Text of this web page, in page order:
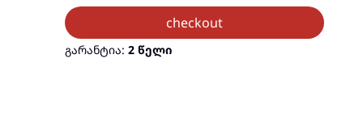
checkout
გარანტია: 2 წელი